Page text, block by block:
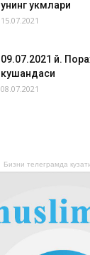
унинг ҳукмлари
15.07.2021
09.07.2021 й.
кушандаси
08.07.2021
Бизни телеграмда